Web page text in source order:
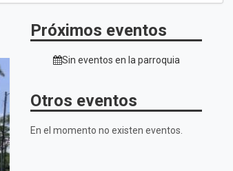
Próximos eventos
Sin eventos en la parroquia
Otros eventos
En el momento no existen eventos.